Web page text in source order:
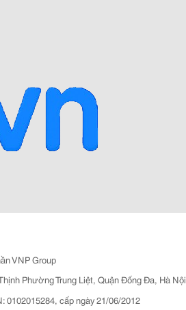
VNP Group
Phường Trung Liệt, Quận Đống Đa, Hà Nội
0102015284, cấp ngày 21/06/2012